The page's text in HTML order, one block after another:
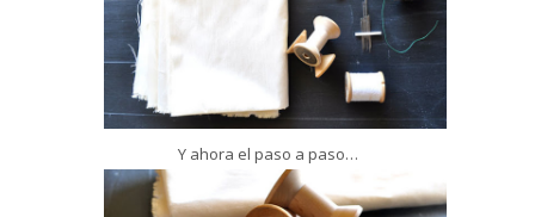
Y ahora el paso a paso…